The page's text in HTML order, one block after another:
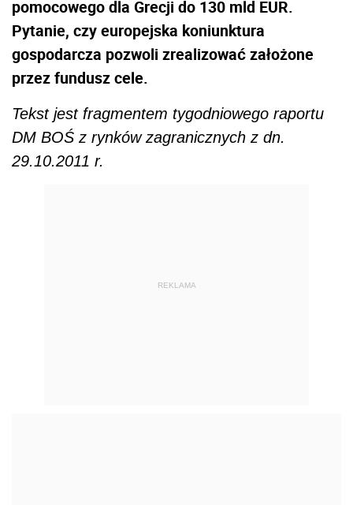
pomocowego dla Grecji do 130 mld EUR.
Pytanie, czy europejska koniunktura
gospodarcza pozwoli zrealizować założone
przez fundusz cele.
Tekst jest fragmentem tygodniowego raportu
DM BOŚ z rynków zagranicznych z dn.
29.10.2011 r.
REKLAMA